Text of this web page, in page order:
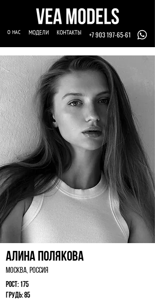
О НАС МОДЕЛИ КОНТАКТЫ +7 903 197-65-61
Алина Полякова
Москва, Россия
Рост: 175
Грудь: 85